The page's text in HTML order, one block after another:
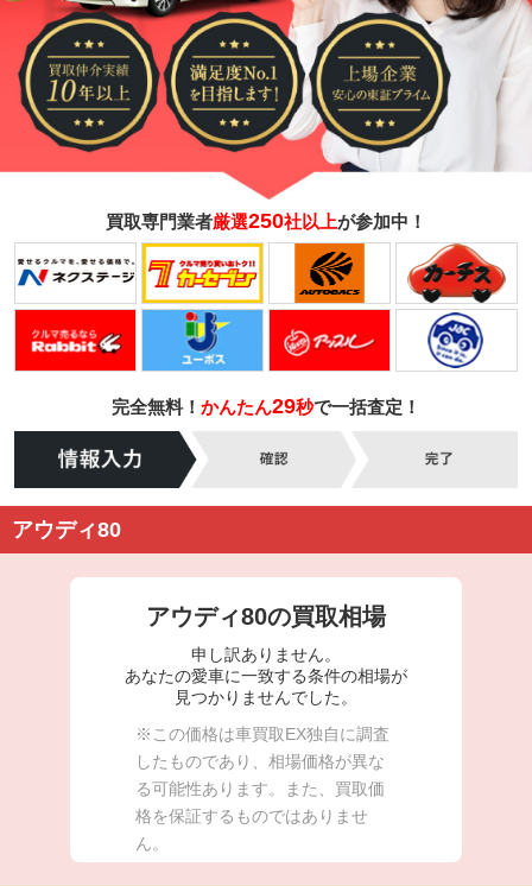
買取専門業者厳選250社以上が参加中！
完全無料！ かんたん29秒で一括査定！
アウディ80
アウディ80の買取相場
申し訳ありません。
あなたの愛車に一致する条件の相場が
見つかりませんでした。
※この価格は車買取EX独自に調査
したものであり、相場価格が異な
る可能性あります。また、買取価
格を保証するものではありませ
ん。